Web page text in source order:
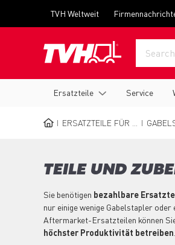
menu
TVH Weltweit
navigation
Ersatzteile Service
ERSATZTEILE FÜR ...
TEILE UND
Sie benötigen bezahlbare
nur einige wenige Gabelstapler
Aftermarket-Ersatzteilen können
höchster Produktivität betreiben